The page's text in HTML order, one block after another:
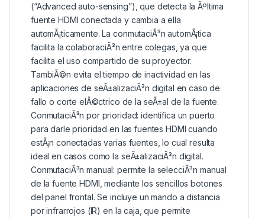
(“Advanced auto-sensing”), que detecta la Ãºltima
fuente HDMI conectada y cambia a ella
automÃ¡ticamente. La conmutaciÃ³n automÃ¡tica
facilita la colaboraciÃ³n entre colegas, ya que
facilita el uso compartido de su proyector.
TambiÃ©n evita el tiempo de inactividad en las
aplicaciones de seÃ±alizaciÃ³n digital en caso de
fallo o corte elÃ©ctrico de la seÃ±al de la fuente.
ConmutaciÃ³n por prioridad: identifica un puerto
para darle prioridad en las fuentes HDMI cuando
estÃ¡n conectadas varias fuentes, lo cual resulta
ideal en casos como la seÃ±alizaciÃ³n digital.
ConmutaciÃ³n manual: permite la selecciÃ³n manual
de la fuente HDMI, mediante los sencillos botones
del panel frontal. Se incluye un mando a distancia
por infrarrojos (IR) en la caja, que permite